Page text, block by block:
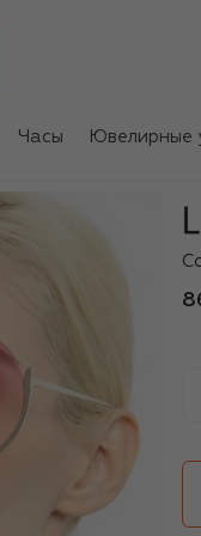
Часы Ювелирные